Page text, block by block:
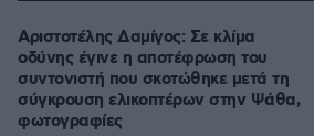
Αριστοτέλης Δαμίγος: Σε κλίμα
οδύνης έγινε η αποτέφρωση του
συντονιστή που σκοτώθηκε μετά τη
σύγκρουση ελικοπτέρων στην Ψάθα,
φωτογραφίες